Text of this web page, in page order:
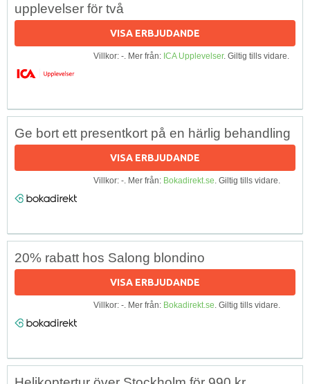
upplevelser för två
VISA ERBJUDANDE
Villkor: -. Mer från: ICA Upplevelser. Giltig tills vidare.
Ge bort ett presentkort på en härlig behandling
VISA ERBJUDANDE
Villkor: -. Mer från: Bokadirekt.se. Giltig tills vidare.
20% rabatt hos Salong blondino
VISA ERBJUDANDE
Villkor: -. Mer från: Bokadirekt.se. Giltig tills vidare.